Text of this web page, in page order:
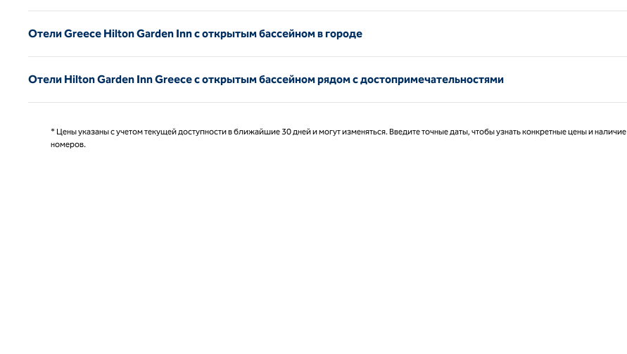
Отели Greece Hilton Garden Inn с открытым бассейном в городе
Отели Hilton Garden Inn Greece с открытым бассейном рядом с достопримечательностями
* Цены указаны с учетом текущей доступности в ближайшие 30 дней и могут изменяться. Введите точные даты, чтобы узнать конкретные цены и наличие
номеров.